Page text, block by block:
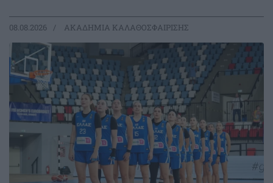
08.08.2026 ΑΚΑΔΗΜΙΑ ΚΑΛΑΘΟΣΦΑΙΡΙΣΗΣ